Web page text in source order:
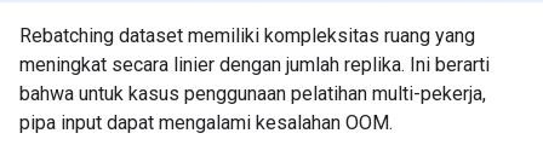
          type_id: TFT_FLOAT
        }
      }
      args {
        type_id: TFT_TENSOR
Rebatching dataset memiliki kompleksitas ruang yang
meningkat secara linier dengan jumlah replika. Ini berarti
bahwa untuk kasus penggunaan pelatihan multi-pekerja,
pipa input dapat mengalami kesalahan OOM.